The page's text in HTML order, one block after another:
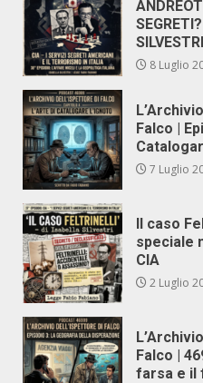
SILVESTRI
8 Luglio
Falco |
7 Luglio
Il caso
speciale
CIA
2 Luglio
Falco |
farsa e il